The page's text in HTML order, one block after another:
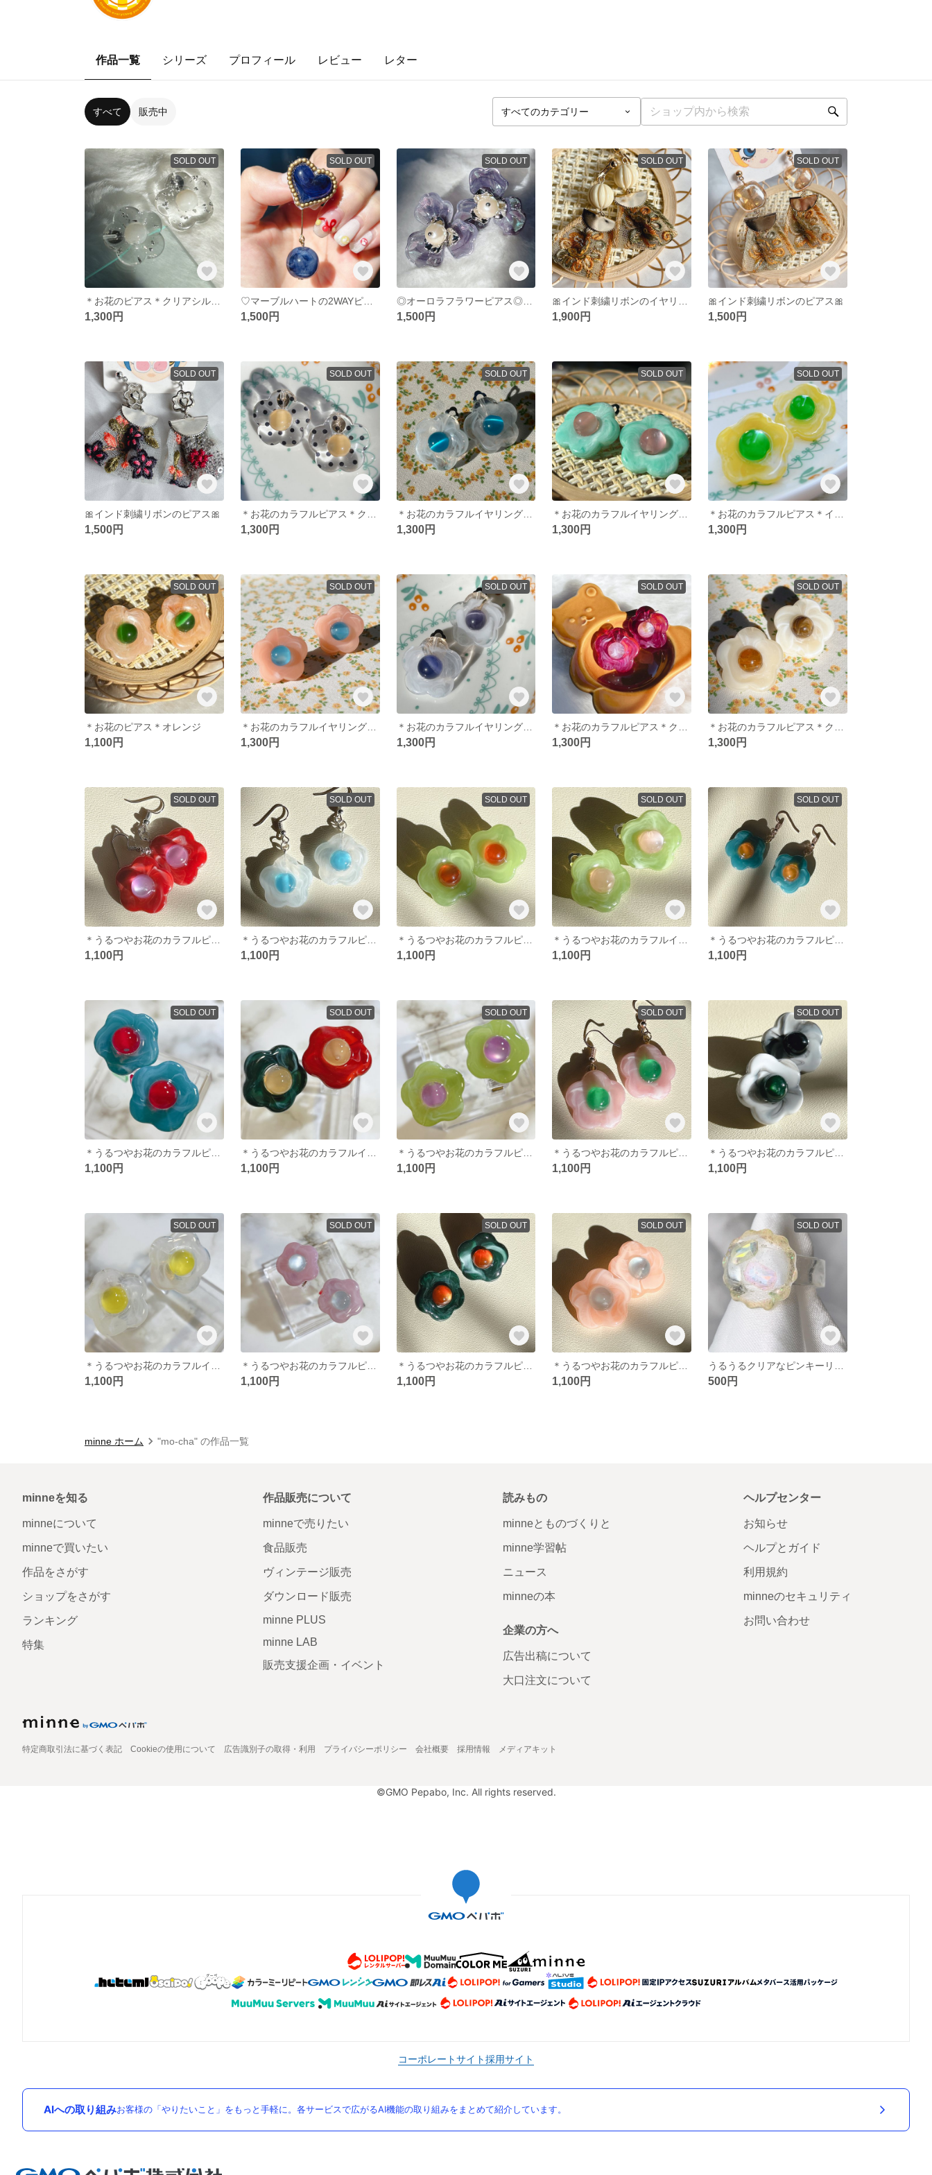
作品一覧 シリーズ プロフィール レビュー レター
すべて 販売中
SOLD OUT
1,300円
SOLD OUT
♡マーブルハートの2WAYピアス♡
1,500円
SOLD OUT
◎オーロラフラワーピアス◎パープル
1,500円
SOLD OUT
1,900円
SOLD OUT
🎀インド刺繍リボンのピアス🎀
1,500円
SOLD OUT
🎀インド刺繍リボンのピアス🎀
1,500円
SOLD OUT
1,300円
SOLD OUT
＊お花のカラフルイヤリング＊クリアホワイト
1,300円
SOLD OUT
1,300円
SOLD OUT
1,300円
SOLD OUT
＊お花のピアス＊オレンジ
1,100円
SOLD OUT
＊お花のカラフルイヤリング＊サーモンオレンジ
1,300円
SOLD OUT
＊お花のカラフルイヤリング＊クリアホワイト
1,300円
SOLD OUT
1,300円
SOLD OUT
1,300円
SOLD OUT
1,100円
SOLD OUT
＊うるつやお花のカラフルピアス＊クリアホワイト
1,100円
SOLD OUT
＊うるつやお花のカラフルピアス＊ライトグリーン
1,100円
SOLD OUT
1,100円
SOLD OUT
1,100円
SOLD OUT
1,100円
SOLD OUT
1,100円
SOLD OUT
＊うるつやお花のカラフルピアス＊ライトグリーン
1,100円
SOLD OUT
1,100円
SOLD OUT
1,100円
SOLD OUT
1,100円
SOLD OUT
＊うるつやお花のカラフルピアス＊ピンク
1,100円
SOLD OUT
＊うるつやお花のカラフルピアス＊グリーン
1,100円
SOLD OUT
1,100円
SOLD OUT
500円
minne ホーム "mo-cha" の作品一覧
minneを知る
minneについて
minneで買いたい
作品をさがす
ショップをさがす
ランキング
特集
作品販売について
minneで売りたい
食品販売
ヴィンテージ販売
ダウンロード販売
minne PLUS
minne LAB
販売支援企画・イベント
読みもの
minneとものづくりと
minne学習帖
ニュース
minneの本
企業の方へ
広告出稿について
大口注文について
ヘルプセンター
お知らせ
ヘルプとガイド
利用規約
minneのセキュリティ
お問い合わせ
特定商取引法に基づく表記 Cookieの使用について 広告識別子の取得・利用 プライバシーポリシー 会社概要 採用情報 メディアキット
©GMO Pepabo, Inc. All rights reserved.
コーポレートサイト採用サイト
AIへの取り組みお客様の「やりたいこと」をもっと手軽に。各サービスで広がるAI機能の取り組みをまとめて紹介しています。